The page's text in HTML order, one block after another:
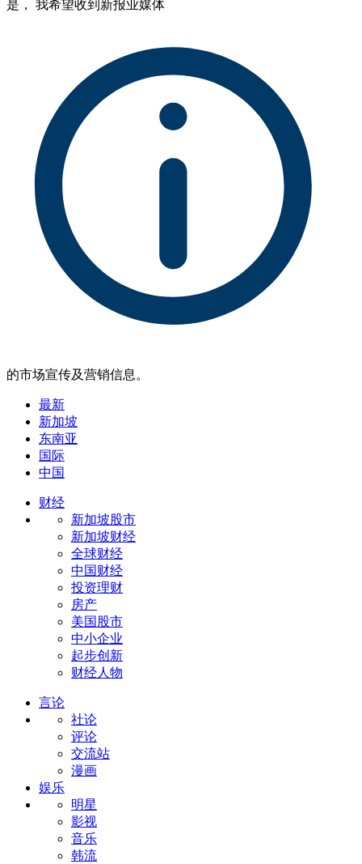
是， 我希望收到新报业媒体
的市场宣传及营销信息。
最新
新加坡
东南亚
国际
中国
财经
新加坡股市
新加坡财经
全球财经
中国财经
投资理财
房产
美国股市
中小企业
起步创新
财经人物
言论
社论
评论
交流站
漫画
娱乐
明星
影视
音乐
韩流